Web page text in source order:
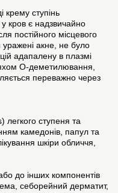
крему ступінь
кров є надзвичайно
постійного місцевого
уражені акне, не було
адапалену в плазмі
О-деметилювання,
переважно через
легкого ступеня та
камедонів, папул та
шкіри обличчя,
до інших компонентів
себорейний дерматит,